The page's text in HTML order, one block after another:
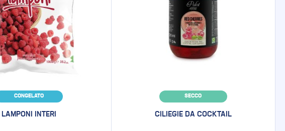
CONGELATO
LAMPONI INTERI
SECCO
CILIEGIE DA COCKTAIL